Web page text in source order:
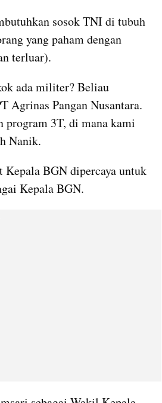
sosok TNI di tubuh
yang paham dengan
terluar).
ada militer? Beliau
Agrinas Pangan Nusantara.
program 3T, di mana kami
Nanik.
Kepala BGN dipercaya untuk
Kepala BGN.